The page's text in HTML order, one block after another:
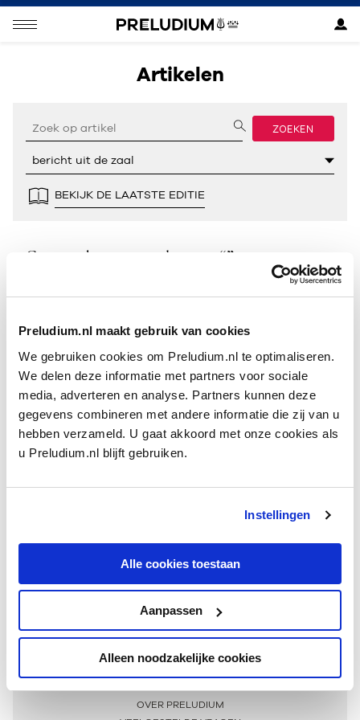
Preludium.nl maakt gebruik van cookies
We gebruiken cookies om Preludium.nl te optimaliseren.
We delen deze informatie met partners voor sociale
media, adverteren en analyse. Partners kunnen deze
gegevens combineren met andere informatie die zij van u
hebben verzameld. U gaat akkoord met onze cookies als
u Preludium.nl blijft gebruiken.
Instellingen
Alle cookies toestaan
Aanpassen
Alleen noodzakelijke cookies
Artikelen
ZOEKEN
BEKIJK DE LAATSTE EDITIE
Geen resultaten gevonden voor “”.
Meer informatie
OVER PRELUDIUM